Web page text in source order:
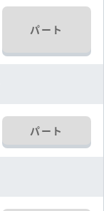
パート
パート